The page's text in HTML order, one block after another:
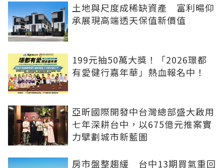
土地與尺度成稀缺資產 富利暘仰
承展現高端透天保值新價值
199元抽50萬大獎！「2026璟都
有愛健行嘉年華」熱血報名中！
亞昕國際開發中台灣總部盛大啟用
七年深耕台中，以675億元推案實
力擘劃城市新藍圖
房市盤整趨緩 台中13期買氣重回